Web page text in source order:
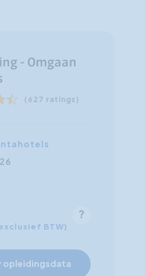
- Omgaan
(627 ratings)
BTW)
opleidingsdata